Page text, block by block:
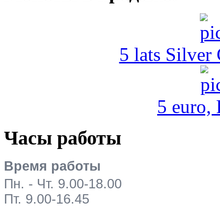
5 lats Silver
5 euro,
Часы работы
Время работы
Пн. - Чт. 9.00-18.00
Пт. 9.00-16.45